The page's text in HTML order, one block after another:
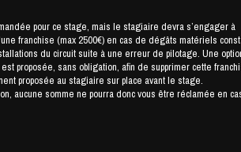
pour ce stage, mais le stagiaire devra s’engager à
franchise (max 2500€) en cas de dégâts matériels
du circuit suite à une erreur de pilotage. Une
proposée, sans obligation, afin de supprimer cette
proposée au stagiaire sur place avant le stage.
aucune somme ne pourra donc vous être réclamée en